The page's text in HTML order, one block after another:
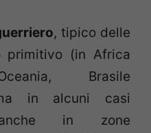
, tipico delle
(in Africa
Brasile
in alcuni casi
in zone